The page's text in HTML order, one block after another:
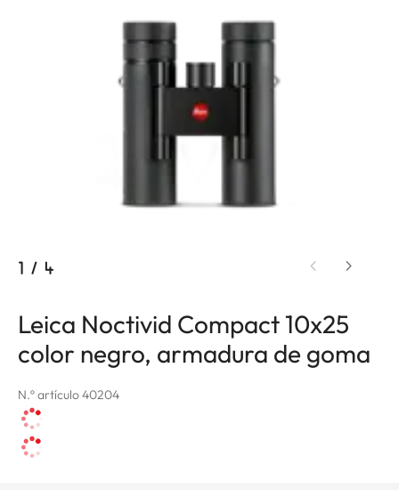
1 / 4
Leica Noctivid Compact 10x25
color negro, armadura de goma
N.º artículo 40204